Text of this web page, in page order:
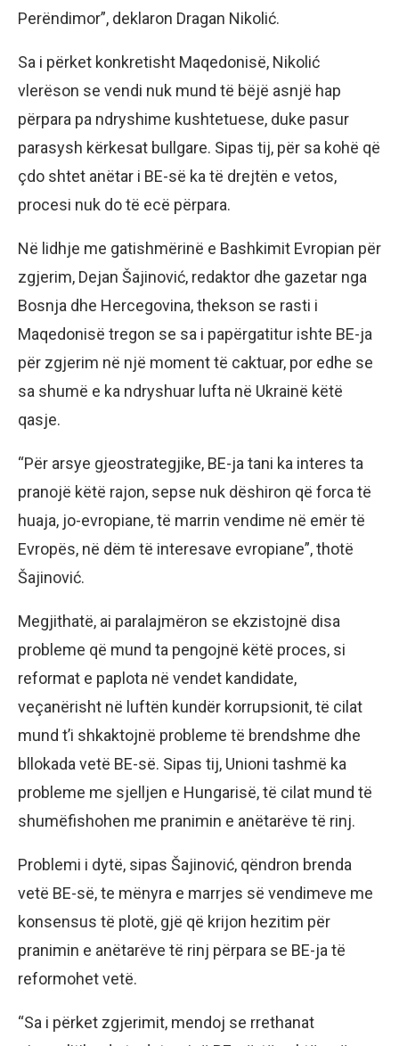
Perëndimor”, deklaron Dragan Nikolić.
Sa i përket konkretisht Maqedonisë, Nikolić
vlerëson se vendi nuk mund të bëjë asnjë hap
përpara pa ndryshime kushtetuese, duke pasur
parasysh kërkesat bullgare. Sipas tij, për sa kohë që
çdo shtet anëtar i BE-së ka të drejtën e vetos,
procesi nuk do të ecë përpara.
Në lidhje me gatishmërinë e Bashkimit Evropian për
zgjerim, Dejan Šajinović, redaktor dhe gazetar nga
Bosnja dhe Hercegovina, thekson se rasti i
Maqedonisë tregon se sa i papërgatitur ishte BE-ja
për zgjerim në një moment të caktuar, por edhe se
sa shumë e ka ndryshuar lufta në Ukrainë këtë
qasje.
“Për arsye gjeostrategjike, BE-ja tani ka interes ta
pranojë këtë rajon, sepse nuk dëshiron që forca të
huaja, jo-evropiane, të marrin vendime në emër të
Evropës, në dëm të interesave evropiane”, thotë
Šajinović.
Megjithatë, ai paralajmëron se ekzistojnë disa
probleme që mund ta pengojnë këtë proces, si
reformat e paplota në vendet kandidate,
veçanërisht në luftën kundër korrupsionit, të cilat
mund t’i shkaktojnë probleme të brendshme dhe
bllokada vetë BE-së. Sipas tij, Unioni tashmë ka
probleme me sjelljen e Hungarisë, të cilat mund të
shumëfishohen me pranimin e anëtarëve të rinj.
Problemi i dytë, sipas Šajinović, qëndron brenda
vetë BE-së, te mënyra e marrjes së vendimeve me
konsensus të plotë, gjë që krijon hezitim për
pranimin e anëtarëve të rinj përpara se BE-ja të
reformohet vetë.
“Sa i përket zgjerimit, mendoj se rrethanat